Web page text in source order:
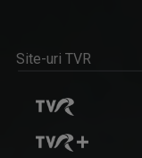
Site-uri TVR